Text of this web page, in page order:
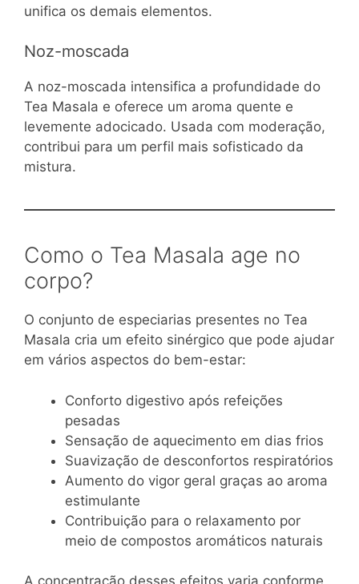
unifica os demais elementos.
Noz-moscada
A noz-moscada intensifica a profundidade do
Tea Masala e oferece um aroma quente e
levemente adocicado. Usada com moderação,
contribui para um perfil mais sofisticado da
mistura.
Como o Tea Masala age no
corpo?
O conjunto de especiarias presentes no Tea
Masala cria um efeito sinérgico que pode ajudar
em vários aspectos do bem-estar:
Conforto digestivo após refeições
pesadas
Sensação de aquecimento em dias frios
Suavização de desconfortos respiratórios
Aumento do vigor geral graças ao aroma
estimulante
Contribuição para o relaxamento por
meio de compostos aromáticos naturais